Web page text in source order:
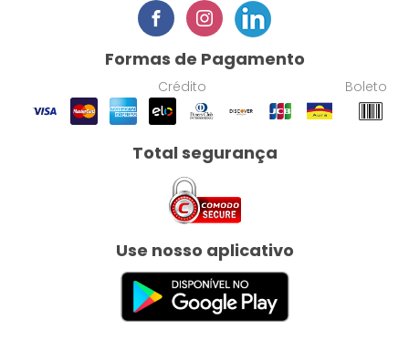
Formas de Pagamento
Crédito Boleto
Total segurança
Use nosso aplicativo